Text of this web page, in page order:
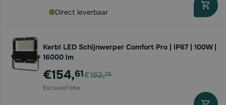
Direct leverbaar
Kerbl LED Schijnwerper Comfort Pro | IP67 | 100W |
16000 lm
Voor
€154,61€162,75